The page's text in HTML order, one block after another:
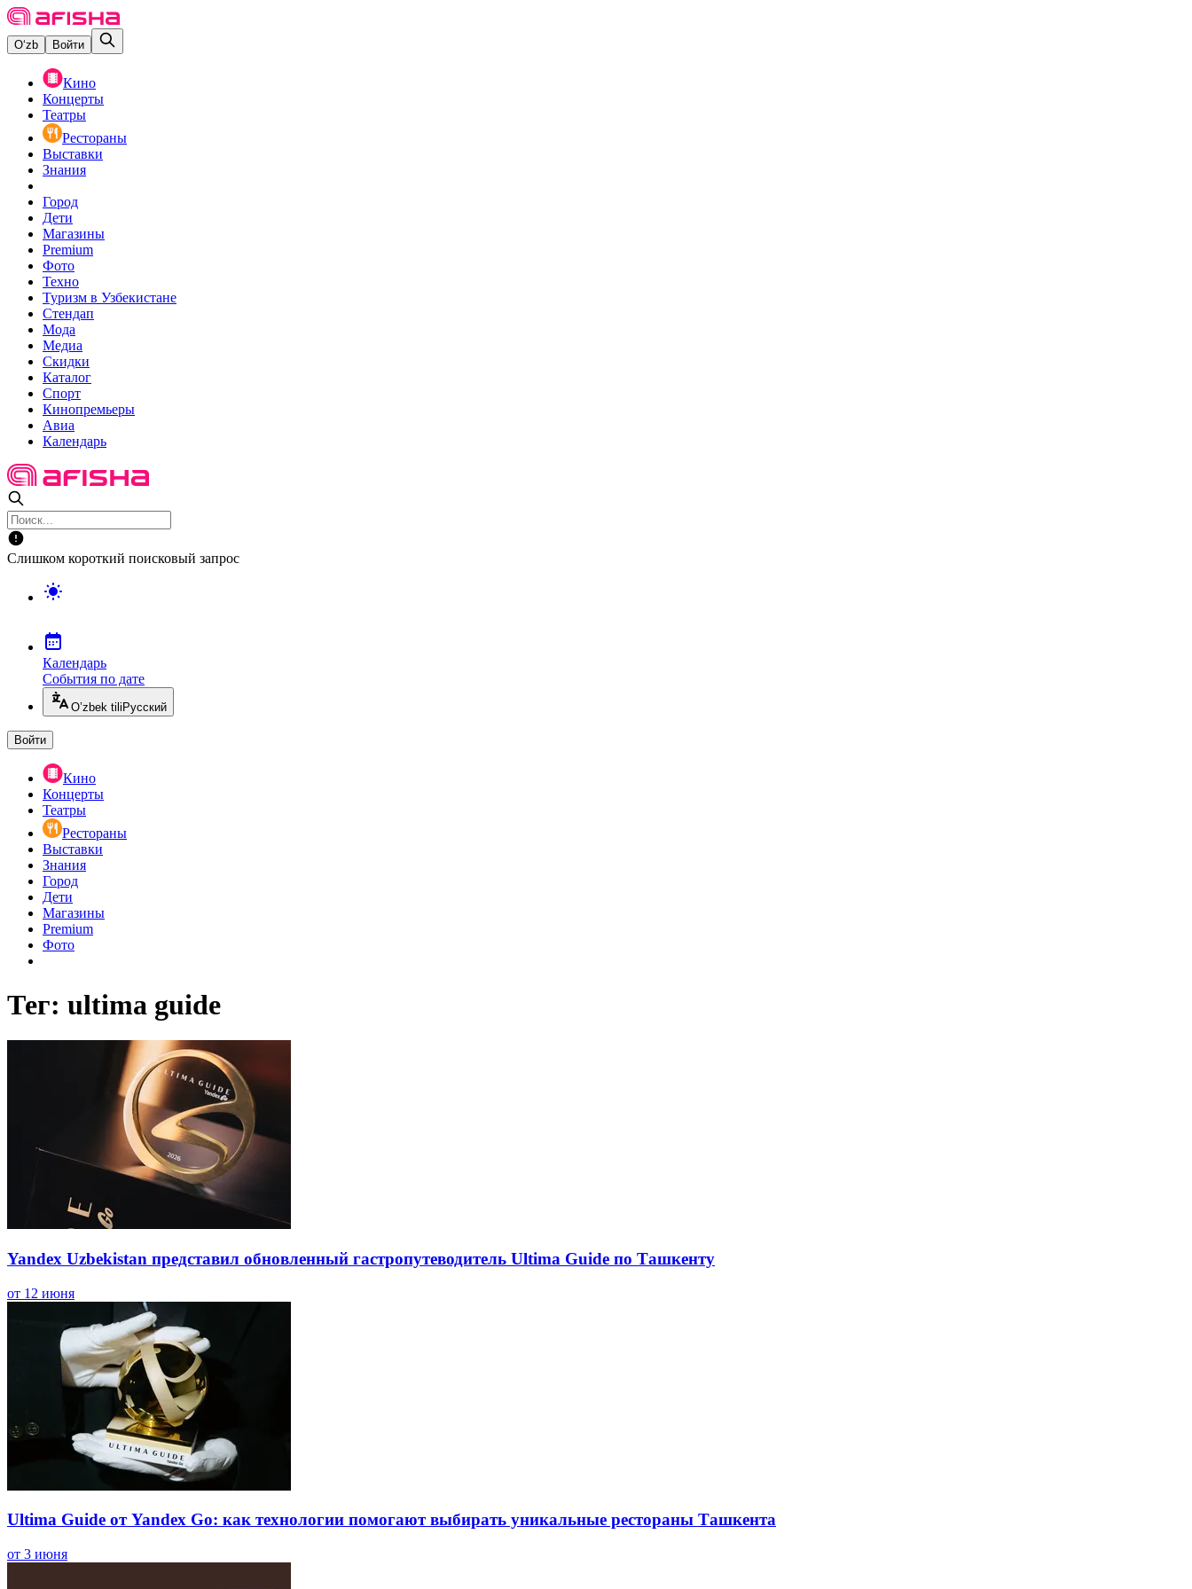
O‘zb Войти
Кино
Концерты
Театры
Рестораны
Выставки
Знания
Город
Дети
Магазины
Premium
Фото
Техно
Туризм в Узбекистане
Стендап
Мода
Медиа
Скидки
Каталог
Спорт
Кинопремьеры
Авиа
Календарь
Слишком короткий поисковый запрос
Календарь
События по дате
O’zbek tili Русский
Войти
Кино
Концерты
Театры
Рестораны
Выставки
Знания
Город
Дети
Магазины
Premium
Фото
Тег: ultima guide
Yandex Uzbekistan представил обновленный гастропутеводитель Ultima Guide по Ташкенту
от 12 июня
Ultima Guide от Yandex Go: как технологии помогают выбирать уникальные рестораны Ташкента
от 3 июня